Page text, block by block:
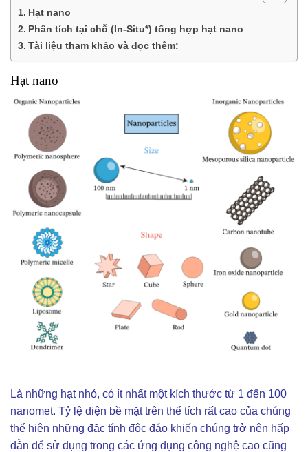
Hạt nano
Phân tích tại chỗ (In-Situ*) tổng hợp hạt nano
Tài liệu tham khảo và đọc thêm:
Hạt nano
Là những hạt nhỏ, có ít nhất một kích thước từ 1 đến 100
nanomet. Tỷ lệ diện bề mặt trên thể tích rất cao của chúng
thể hiện những đặc tính độc đáo khiến chúng trở nên hấp
dẫn để sử dụng trong các ứng dụng công nghệ cao cũng